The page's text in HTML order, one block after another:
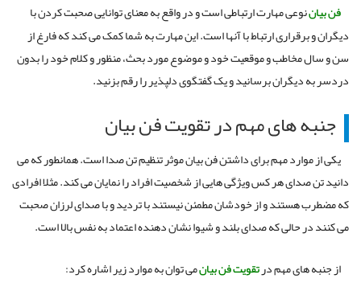
فن بیاننوعی مهارت ارتباطی است و در واقع به معنای توانایی صحبت کردن با
دیگران و برقراری ارتباط با آنها است. این مهارت به شما کمک می کند که فارغ از
سن و سال مخاطب و موقعیت خود و موضوع مورد بحث، منظور و کلام خود را بدون
دردسر به دیگران برسانید و یک گفتگوی دلپذیر را رقم بزنید.
جنبه های مهم در تقویت فن بیان
یکی از موارد مهم برای داشتن فن بیان موثر تنظیم تن صدا است. همانطور که می
دانید تن صدای هر کس ویژگی هایی از شخصیت افراد را نمایان می کند. مثلا افرادی
که مضطرب هستند و از خودشان مطمئن نیستند با تردید و با صدای لرزان صحبت
می کنند در حالی که صدای بلند و شیوا نشان دهنده اعتماد به نفس بالا است.
از جنبه های مهم درتقویت فن بیانمی توان به موارد زیر اشاره کرد: